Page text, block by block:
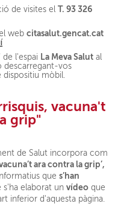
de visites elT. 93 326
webcitasalut.gencat.cat
de l'espai La Meva Salut al
descarregant-vos
dispositiu mòbil.
vacuna't
grip"
de Salut incorpora com
ara contra la grip’,
ques’han
s'ha elaborat unvídeo que
inferior d'aquesta pàgina.